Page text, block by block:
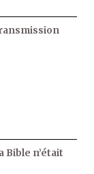
Bible n’était